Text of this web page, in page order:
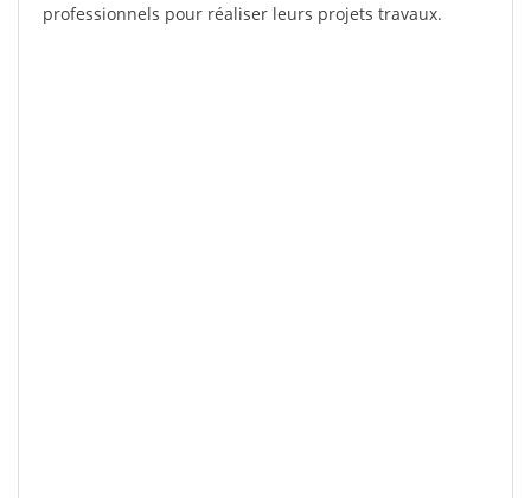
professionnels pour réaliser leurs projets travaux.